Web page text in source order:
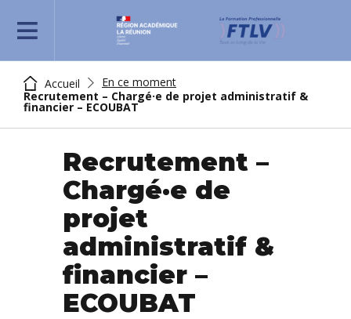
REJOIGNEZ-NOUS
Accueil
En ce moment
Recrutement – Chargé·e de projet administratif &
financier – ECOUBAT
Recrutement –
Chargé·e de
projet
administratif &
financier –
ECOUBAT